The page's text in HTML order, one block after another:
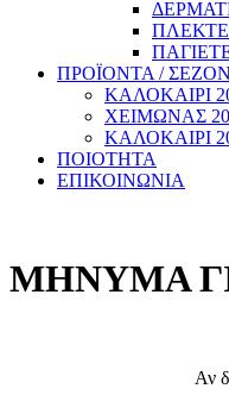
ΠΡΟΪΟΝΤΑ / ΣΕΖΟΝ
ΚΑΛΟΚΑΙΡΙ
ΧΕΙΜΩΝΑΣ
ΚΑΛΟΚΑΙΡΙ
ΠΟΙΟΤΗΤΑ
ΕΠΙΚΟΙΝΩΝΙΑ
ΜΗΝΥΜΑ
Αν